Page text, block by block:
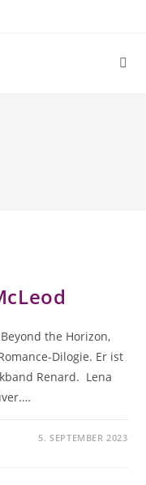
the Horizon,
Dilogie. Er ist
Renard. Lena
5. SEPTEMBER 2023